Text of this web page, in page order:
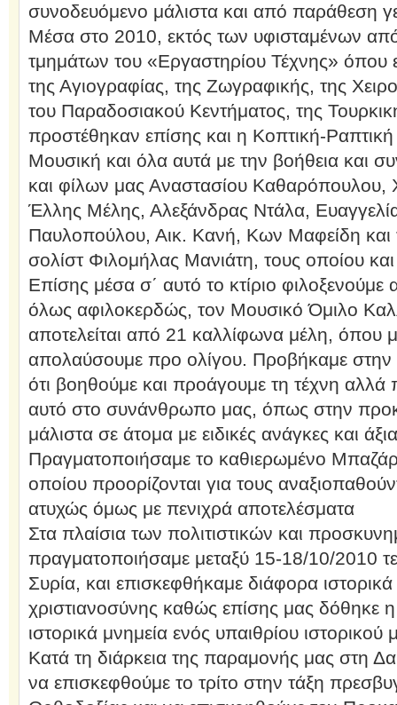
συνοδευόμενο μάλιστα και από παράθεση
Μέσα στο 2010, εκτός των υφισταμένων από
τμημάτων του «Εργαστηρίου Τέχνης» όπου
της Αγιογραφίας, της Ζωγραφικής, της
του Παραδοσιακού Κεντήματος, της
προστέθηκαν επίσης και η Κοπτική-
Μουσική και όλα αυτά με την βοήθεια και
και φίλων μας Αναστασίου Καθαρόπουλου,
Έλλης Μέλης, Αλεξάνδρας Ντάλα,
Παυλοπούλου, Αικ. Κανή, Κων Μαφείδη και
σολίστ Φιλομήλας Μανιάτη, τους οποίου
Επίσης μέσα σ΄ αυτό το κτίριο
όλως αφιλοκερδώς, τον Μουσικό Όμιλο
αποτελείται από 21 καλλίφωνα μέλη, όπου
απολαύσουμε προ ολίγου. Προβήκαμε στην
ότι βοηθούμε και προάγουμε τη τέχνη
αυτό στο συνάνθρωπο μας, όπως στην
μάλιστα σε άτομα με ειδικές ανάγκες και
Πραγματοποιήσαμε το καθιερωμένο
οποίου προορίζονται για τους
ατυχώς όμως με πενιχρά αποτελέσματα
Στα πλαίσια των πολιτιστικών και
πραγματοποιήσαμε μεταξύ 15-18/10/2010
Συρία, και επισκεφθήκαμε διάφορα
χριστιανοσύνης καθώς επίσης μας δόθηκε
ιστορικά μνημεία ενός υπαιθρίου
Κατά τη διάρκεια της παραμονής μας στη
να επισκεφθούμε το τρίτο στην τάξη